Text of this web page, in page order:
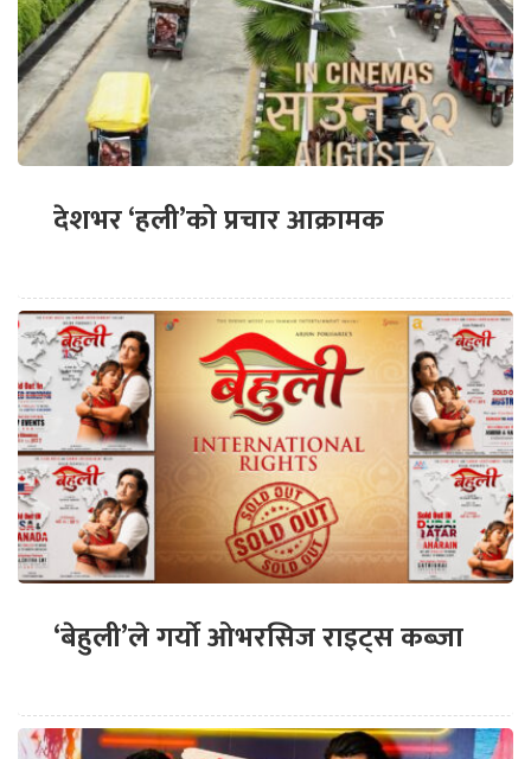
देशभर ‘हली’को प्रचार आक्रामक
‘बेहुली’ले गर्यो ओभरसिज राइट्स कब्जा